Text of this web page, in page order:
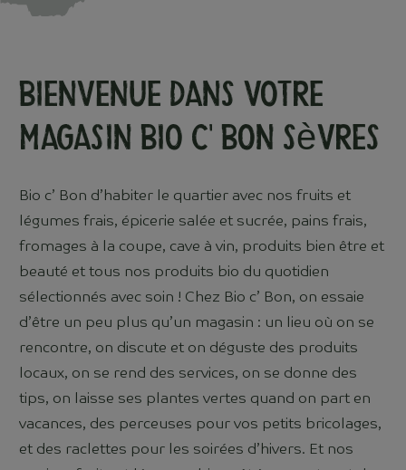
Bienvenue dans votre
magasin Bio c' Bon Sèvres
Bio c’ Bon d’habiter le quartier avec nos fruits et
légumes frais, épicerie salée et sucrée, pains frais,
fromages à la coupe, cave à vin, produits bien être et
beauté et tous nos produits bio du quotidien
sélectionnés avec soin ! Chez Bio c’ Bon, on essaie
d’être un peu plus qu’un magasin : un lieu où on se
rencontre, on discute et on déguste des produits
locaux, on se rend des services, on se donne des
tips, on laisse ses plantes vertes quand on part en
vacances, des perceuses pour vos petits bricolages,
et des raclettes pour les soirées d’hivers. Et nos